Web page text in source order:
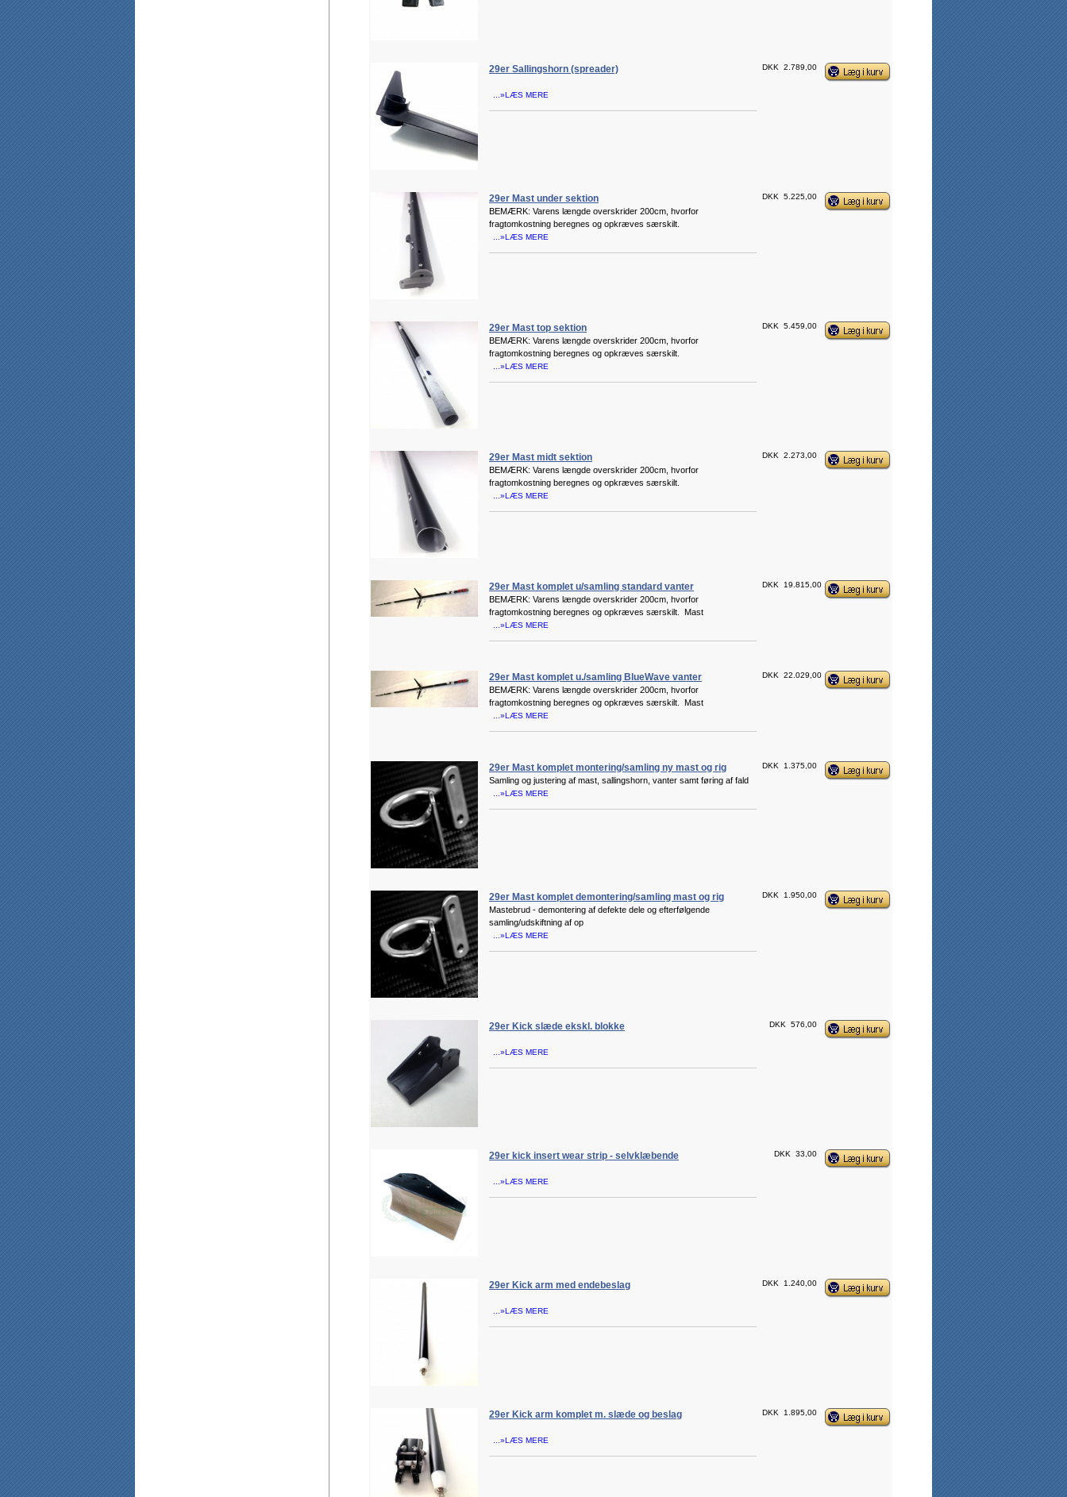
29er Sallingshorn (spreader)
...»LÆS MERE
DKK 2.789,00
29er Mast under sektion
BEMÆRK: Varens længde overskrider 200cm, hvorfor
fragtomkostning beregnes og opkræves særskilt.
...»LÆS MERE
DKK 5.225,00
29er Mast top sektion
BEMÆRK: Varens længde overskrider 200cm, hvorfor
fragtomkostning beregnes og opkræves særskilt.
...»LÆS MERE
DKK 5.459,00
29er Mast midt sektion
BEMÆRK: Varens længde overskrider 200cm, hvorfor
fragtomkostning beregnes og opkræves særskilt.
...»LÆS MERE
DKK 2.273,00
29er Mast komplet u/samling standard vanter
BEMÆRK: Varens længde overskrider 200cm, hvorfor
fragtomkostning beregnes og opkræves særskilt. Mast
...»LÆS MERE
DKK 19.815,00
29er Mast komplet u./samling BlueWave vanter
BEMÆRK: Varens længde overskrider 200cm, hvorfor
fragtomkostning beregnes og opkræves særskilt. Mast
...»LÆS MERE
DKK 22.029,00
29er Mast komplet montering/samling ny mast og rig
Samling og justering af mast, sallingshorn, vanter samt føring af fald
...»LÆS MERE
DKK 1.375,00
29er Mast komplet demontering/samling mast og rig
Mastebrud - demontering af defekte dele og efterfølgende
samling/udskiftning af op
...»LÆS MERE
DKK 1.950,00
29er Kick slæde ekskl. blokke
...»LÆS MERE
DKK 576,00
29er kick insert wear strip - selvklæbende
...»LÆS MERE
DKK 33,00
29er Kick arm med endebeslag
...»LÆS MERE
DKK 1.240,00
29er Kick arm komplet m. slæde og beslag
...»LÆS MERE
DKK 1.895,00